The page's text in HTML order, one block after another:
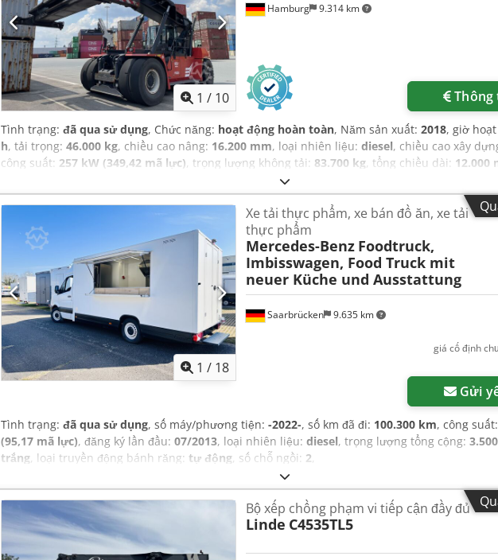
1 / 10
Hamburg 9.314 km
Thông
Tình trạng: đã qua sử dụng, Chức năng: hoạt động hoàn toàn, Năm sản xuất: 2018, giờ
h, tải trọng: 46.000 kg, chiều cao nâng: 16.200 mm, loại nhiên liệu: diesel, chiều cao xây
công suất: 257 kW (349,42 mã lực), trọng lượng không tải: 83.700 kg, tổng chiều dài: 12.000
,
1 / 18
Saarbrücken 9.635 km
Xe tải thực phẩm, xe bán đồ ăn, xe tải
thực phẩm
Mercedes-Benz Foodtruck,
Imbisswagen, Food Truck mit
neuer Küche und Ausstattung
giá cố định
Gửi
Tình trạng: đã qua sử dụng, số máy/phương tiện: -2022-, số km đã đi: 100.300 km, công suất:
(95,17 mã lực), đăng ký lần đầu: 07/2013, loại nhiên liệu: diesel, trọng lượng tổng cộng:
trắng, loại truyền động bánh răng: tự động, số chỗ ngồi: 2,
Bộ xếp chồng phạm vi tiếp cận đầy đủ
Linde C4535TL5